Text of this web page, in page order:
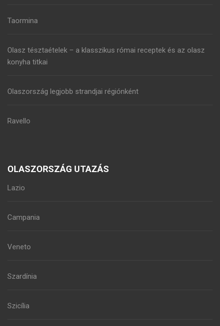
Taormina
Olasz tésztaételek – a klasszikus római receptek és az olasz
konyha titkai
Olaszország legjobb strandjai régiónként
Ravello
OLASZORSZÁG UTAZÁS
Lazio
Campania
Veneto
Szardínia
Szicília